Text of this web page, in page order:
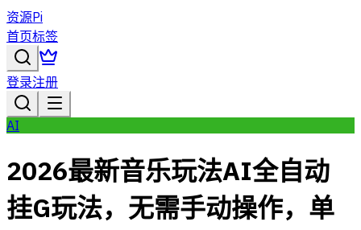
资源Pi
首页标签
登录注册
AI
2026最新音乐玩法AI全自动
挂G玩法，无需手动操作，单